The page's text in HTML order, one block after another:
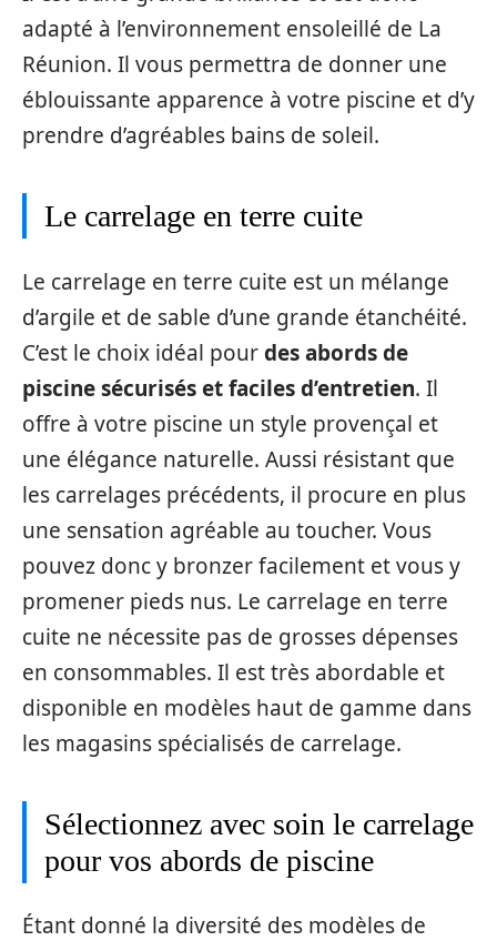
adapté à l’environnement ensoleillé de La
Réunion. Il vous permettra de donner une
éblouissante apparence à votre piscine et d’y
prendre d’agréables bains de soleil.
Le carrelage en terre cuite
Le carrelage en terre cuite est un mélange
d’argile et de sable d’une grande étanchéité.
C’est le choix idéal pourdes abords de
piscine sécurisés et faciles d’entretien. Il
offre à votre piscine un style provençal et
une élégance naturelle. Aussi résistant que
les carrelages précédents, il procure en plus
une sensation agréable au toucher. Vous
pouvez donc y bronzer facilement et vous y
promener pieds nus. Le carrelage en terre
cuite ne nécessite pas de grosses dépenses
en consommables. Il est très abordable et
disponible en modèles haut de gamme dans
les magasins spécialisés de carrelage.
Sélectionnez avec soin le carrelage
pour vos abords de piscine
Étant donné la diversité des modèles de